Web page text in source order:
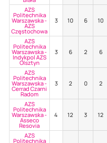
AZS
Politechnika
Warszawska -
AZS
Częstochowa
3 10 6 10
AZS
Politechnika
Warszawska -
Indykpol AZS
Olsztyn
3 6 2 6
AZS
Politechnika
Warszawska -
Cerrad Czarni
Radom
3 2 0 2
AZS
Politechnika
Warszawska -
Asseco
Resovia
4 12 3 12
AZS
Politechnika